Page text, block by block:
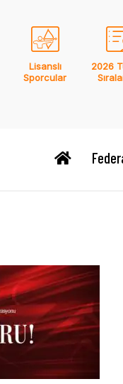
Lisanslı
Sporcular
2026